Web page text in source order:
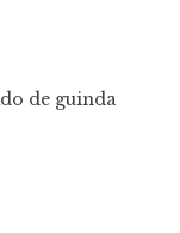
de guinda